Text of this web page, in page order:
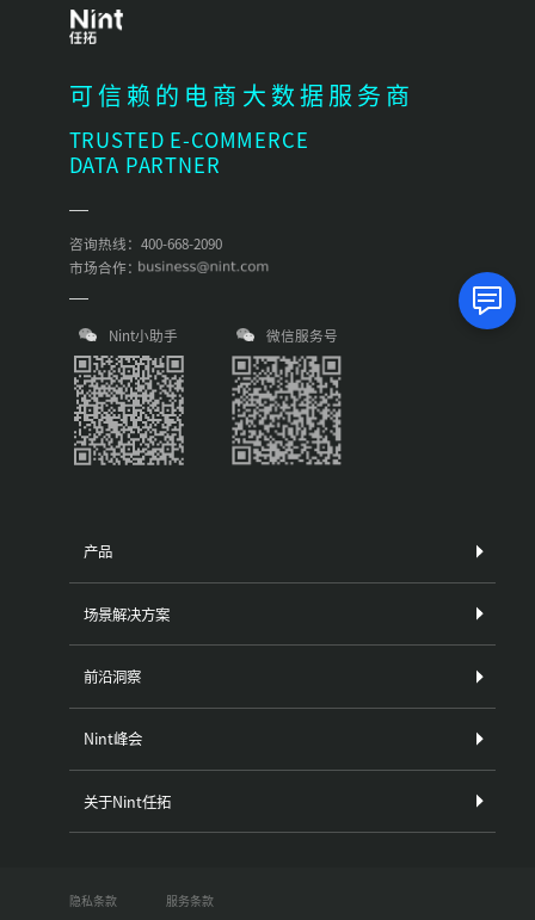
可信赖的电商大数据服务商
TRUSTED E-COMMERCE
DATA PARTNER
咨询热线：400-668-2090
市场合作：
Nint小助手 微信服务号
产品
场景解决方案
前沿洞察
Nint峰会
关于Nint任拓
隐私条款 服务条款